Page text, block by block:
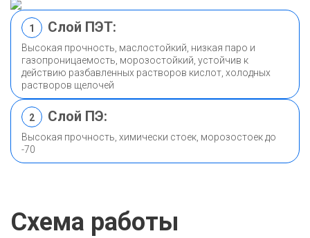
1 Слой ПЭТ:
Высокая прочность, маслостойкий, низкая паро и
газопроницаемость, морозостойкий, устойчив к
действию разбавленных растворов кислот, холодных
растворов щелочей
2 Слой ПЭ:
Высокая прочность, химически стоек, морозостоек до
-70
Схема работы